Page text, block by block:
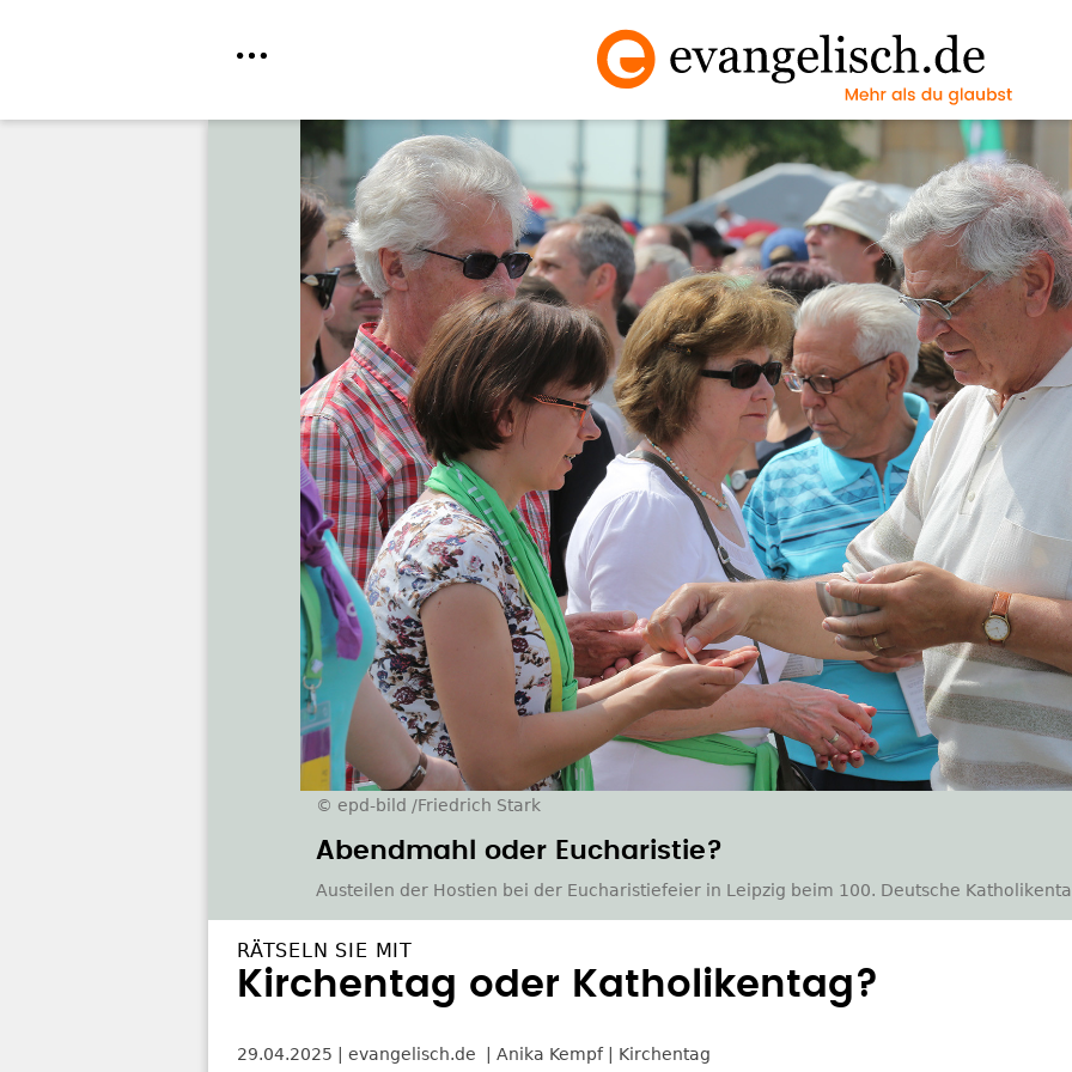
© epd-bild /Friedrich Stark
Abendmahl oder Eucharistie?
Austeilen der Hostien bei der Eucharistiefeier in Leipzig beim 100. Deutsche
Vollbild an/
RÄTSELN SIE MIT
Kirchentag oder Katholikentag?
29.04.2025 evangelisch.de Anika Kempf Kirchentag